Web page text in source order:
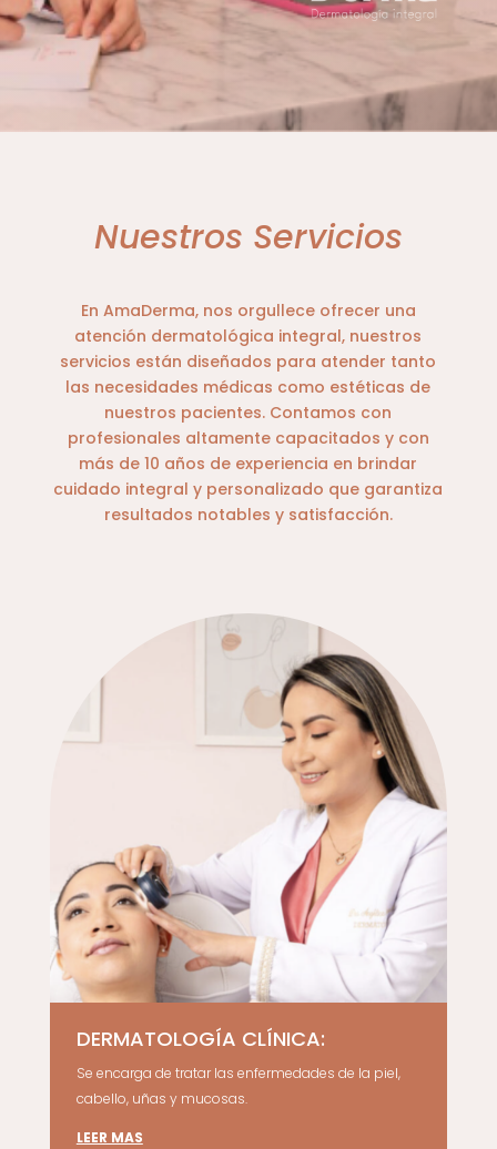
Nuestros Servicios
En AmaDerma, nos orgullece ofrecer una
atención dermatológica integral, nuestros
servicios están diseñados para atender tanto
las necesidades médicas como estéticas de
nuestros pacientes. Contamos con
profesionales altamente capacitados y con
más de 10 años de experiencia en brindar
cuidado integral y personalizado que garantiza
resultados notables y satisfacción.
DERMATOLOGÍA CLÍNICA:
Se encarga de tratar las enfermedades de la piel,
cabello, uñas y mucosas.
LEER MAS